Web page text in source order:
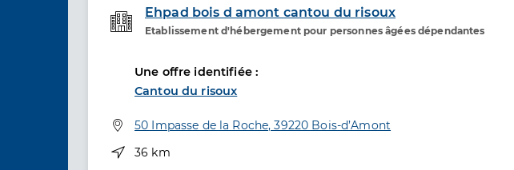
Ehpad bois d amont cantou du risoux
Etablissement d'hébergement pour personnes âgées dépendantes
Etablissement de soins
Une offre identifiée :
Cantou du risoux
Adresse
50 Impasse de la Roche, 39220 Bois-d’Amont
Distance
36 km